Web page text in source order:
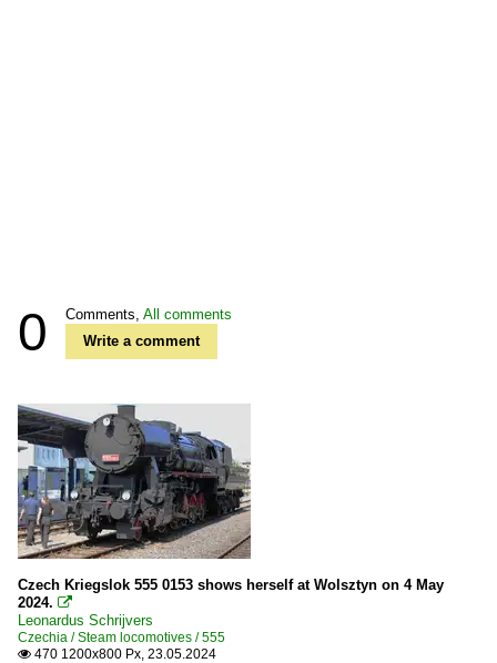
0 Comments, All comments
Write a comment
Czech Kriegslok 555 0153 shows herself at Wolsztyn on 4 May
2024. 
Leonardus Schrijvers
Czechia / Steam locomotives / 555
 470 1200x800 Px, 23.05.2024